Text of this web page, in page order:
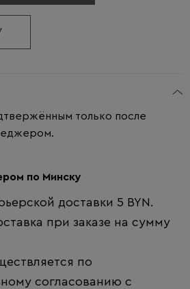
только после
по Минску
доставки 5 BYN.
при заказе на сумму
по
согласованию с